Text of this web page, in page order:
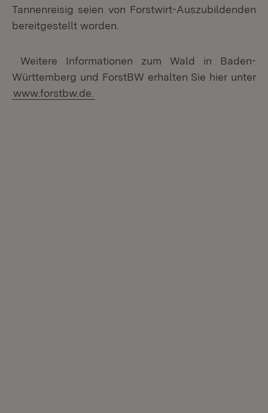
Tannenreisig seien von Forstwirt-Auszubildenden
bereitgestellt worden.
Weitere Informationen zum Wald in Baden-
Württemberg und ForstBW erhalten Sie hier unter
www.forstbw.de.